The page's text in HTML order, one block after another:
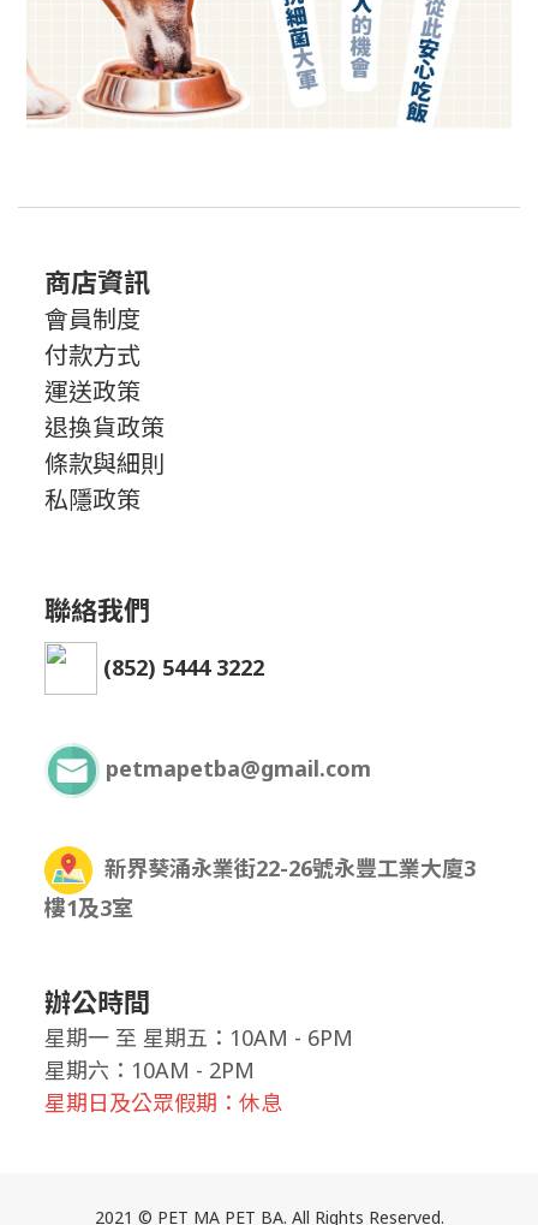
商店資訊
會員制度
付款方式
運送政策
退換貨政策
條款與細則
私隱政策
聯絡我們
(852) 5444 3222
petmapetba@gmail.com
新界葵涌永業街22-26號永豐工業大廈3
樓1及3室
辦公時間
星期一 至 星期五：10AM - 6PM
星期六：10AM - 2PM
星期日及公眾假期：休息
2021 © PET MA PET BA. All Rights Reserved.